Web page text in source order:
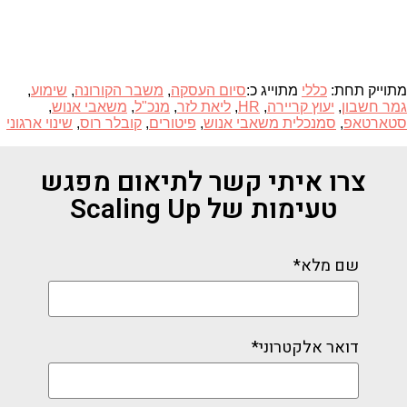
מתוייק תחת: כללי מתוייג כ:סיום העסקה, משבר הקורונה, שימוע,
גמר חשבון, יעוץ קריירה,
HR
, ליאת לזר, מנכ"ל, משאבי אנוש,
סטארטאפ, סמנכלית משאבי אנוש, פיטורים, קובלר רוס, שינוי ארגוני
צרו איתי קשר לתיאום מפגש
טעימות של Scaling Up
שם מלא*
דואר אלקטרוני*